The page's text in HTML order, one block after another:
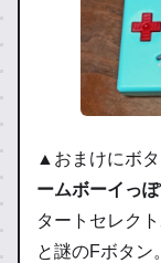
▲おまけにボ
ームボーイっぽ
タートセレク
と謎のFボタン